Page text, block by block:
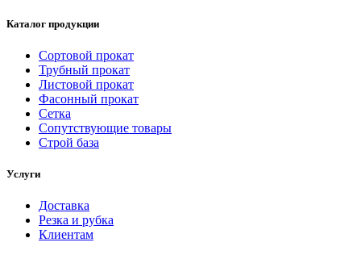
Каталог продукции
Сортовой прокат
Трубный прокат
Листовой прокат
Фасонный прокат
Сетка
Сопутствующие товары
Строй база
Услуги
Доставка
Резка и рубка
Клиентам